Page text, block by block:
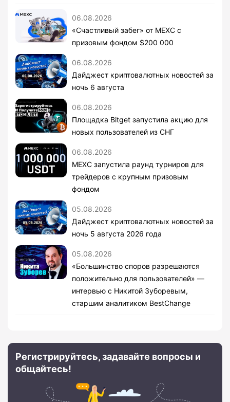
06.08.2026
«Счастливый забег» от MEXC с
призовым фондом $200 000
06.08.2026
Дайджест криптовалютных новостей за
ночь 6 августа
06.08.2026
Площадка Bitget запустила акцию для
новых пользователей из СНГ
06.08.2026
MEXC запустила раунд турниров для
трейдеров с крупным призовым
фондом
05.08.2026
Дайджест криптовалютных новостей за
ночь 5 августа 2026 года
05.08.2026
«Большинство споров разрешаются
положительно для пользователей» —
интервью с Никитой Зуборевым,
старшим аналитиком BestChange
Регистрируйтесь, задавайте вопросы и
общайтесь!